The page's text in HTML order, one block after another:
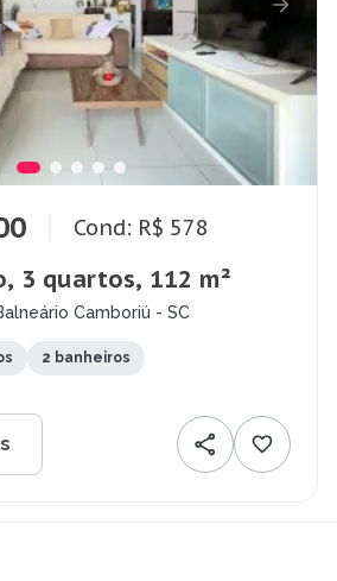
Cond: R$ 578
3 quartos, 112 m²
Camboriú - SC
2 banheiros